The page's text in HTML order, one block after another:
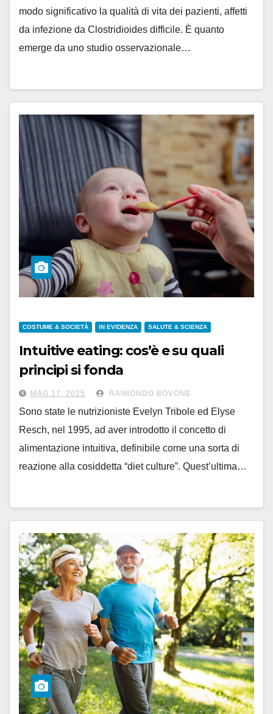
modo significativo la qualità di vita dei pazienti, affetti
da infezione da Clostridioides difficile. È quanto
emerge da uno studio osservazionale…
COSTUME & SOCIETÀ IN EVIDENZA SALUTE & SCIENZA
Intuitive eating: cos’è e su quali
principi si fonda
MAG 17, 2025 RAIMONDO BOVONE
Sono state le nutrizioniste Evelyn Tribole ed Elyse
Resch, nel 1995, ad aver introdotto il concetto di
alimentazione intuitiva, definibile come una sorta di
reazione alla cosiddetta “diet culture”. Quest’ultima…